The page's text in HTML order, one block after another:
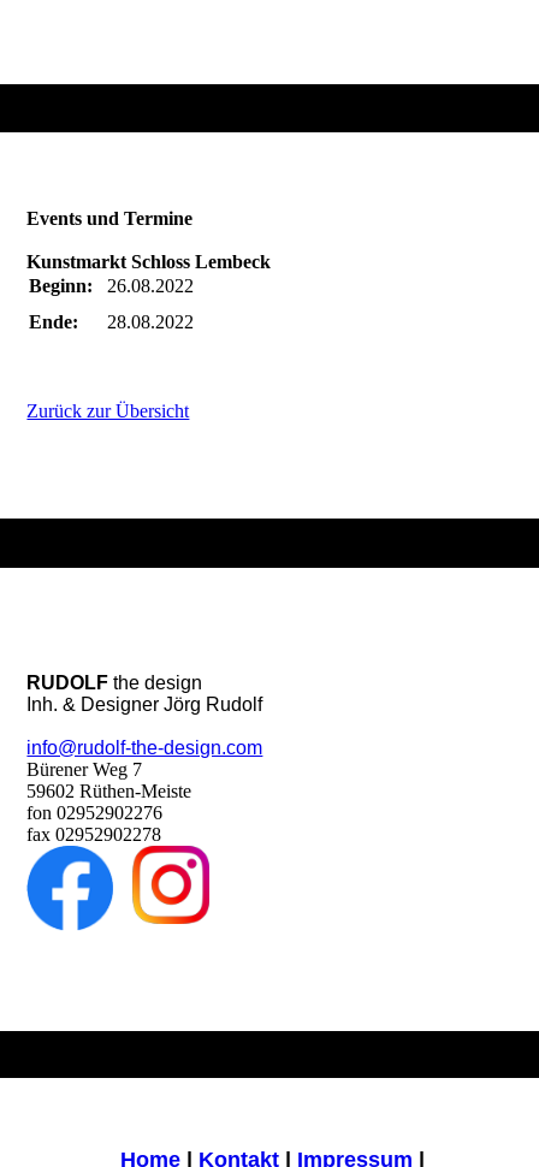
Events und Termine
Kunstmarkt Schloss Lembeck
Beginn:
26.08.2022
Ende:
28.08.2022
Zurück zur Übersicht
RUDOLF the design
Inh. & Designer Jörg Rudolf
info@rudolf-the-design.com
Bürener Weg 7
59602 Rüthen-Meiste
fon 02952902276
fax 02952902278
Home Kontakt Impressum